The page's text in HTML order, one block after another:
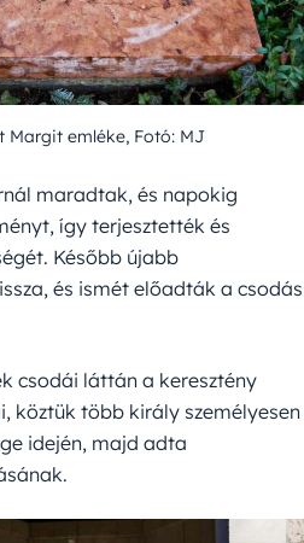
Margit emléke, Fotó: MJ
maradtak, és napokig
így terjesztették és
Később újabb
és ismét előadták a csodás
csodái láttán a keresztény
köztük több király személyesen
idején, majd adta